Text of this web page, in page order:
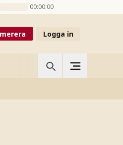
00:00:00
Logga in